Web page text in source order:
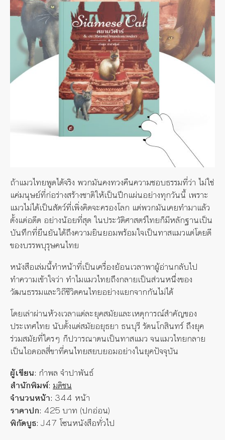
ถ้าแมวไทยพูดได้จริง พวกมันคงทวงคืนความชอบธรรมที่ว่า ไม่ใช่
แค่มนุษย์ที่ก่อร่างสร้างชาติให้เป็นปึกแผ่นอย่างทุกวันนี้ เพราะ
แมวไม่ได้เป็นสัตว์ที่เพิ่งคิดจะครองโลก แต่พวกมันเคยทำมาแล้ว
ตั้งแต่อดีต อย่างน้อยที่สุด ในประวัติศาสตร์ไทยก็มีหลักฐานเป็น
บันทึกที่ยืนยันได้ถึงความยินยอมพร้อมใจเป็นทาสแมวแต่โดยดี
ของบรรพบุรุษคนไทย
หนังสือเล่มนี้ทำหน้าที่เป็นเครื่องย้อนเวลาพาผู้อ่านกลับไป
ทำความเข้าใจว่า ทำไมแมวไทยถึงกลายเป็นส่วนหนึ่งของ
วัฒนธรรมและวิถีชีวิตคนไทยอย่างแยกจากกันไม่ได้
โดยเล่าผ่านห้วงเวลาแต่ละยุคสมัยและเหตุการณ์สำคัญของ
ประเทศไทย นับตั้งแต่สมัยอยุธยา ธนบุรี รัตนโกสินทร์ ถึงยุค
ร่วมสมัยที่ใครๆ ก็ปวารณาตนเป็นทาสแมว จนแมวไทยกลาย
เป็นไอดอลสี่ขาที่คนไทยสยบยอมอย่างในยุคปัจจุบัน
ผู้เขียน: กำพล จำปาพันธ์
สำนักพิมพ์: มติชน
จำนวนหน้า: 344 หน้า
ราคาปก: 425 บาท (ปกอ่อน)
พิกัดบูธ: J47 โซนหนังสือทั่วไป